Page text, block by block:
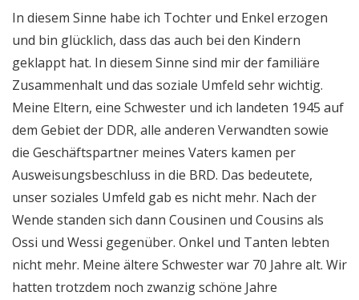
In diesem Sinne habe ich Tochter und Enkel erzogen
und bin glücklich, dass das auch bei den Kindern
geklappt hat. In diesem Sinne sind mir der familiäre
Zusammenhalt und das soziale Umfeld sehr wichtig.
Meine Eltern, eine Schwester und ich landeten 1945 auf
dem Gebiet der DDR, alle anderen Verwandten sowie
die Geschäftspartner meines Vaters kamen per
Ausweisungsbeschluss in die BRD. Das bedeutete,
unser soziales Umfeld gab es nicht mehr. Nach der
Wende standen sich dann Cousinen und Cousins als
Ossi und Wessi gegenüber. Onkel und Tanten lebten
nicht mehr. Meine ältere Schwester war 70 Jahre alt. Wir
hatten trotzdem noch zwanzig schöne Jahre